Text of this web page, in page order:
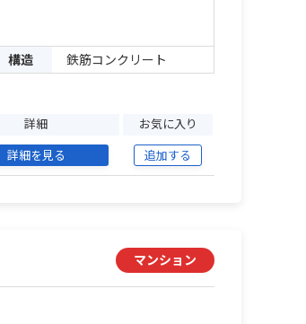
構造 鉄筋コンクリート
詳細 お気に入り
詳細を見る 追加する
マンション